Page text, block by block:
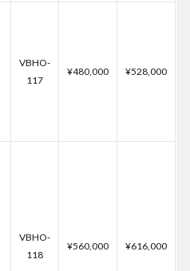
VBHO-
117
¥480,000 ¥528,000
VBHO-
118
¥560,000 ¥616,000